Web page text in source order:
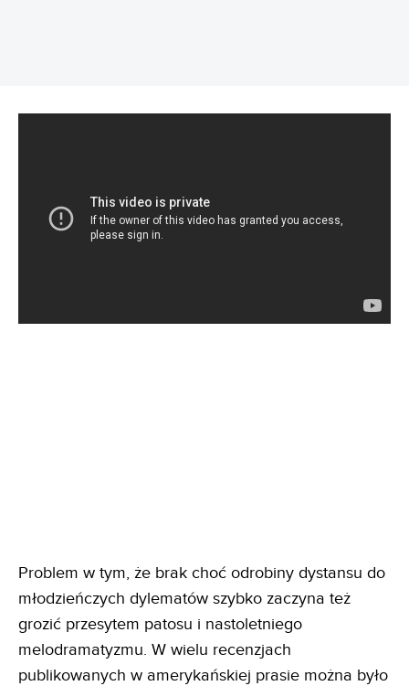
Problem w tym, że brak choć odrobiny dystansu do
młodzieńczych dylematów szybko zaczyna też
grozić przesytem patosu i nastoletniego
melodramatyzmu. W wielu recenzjach
publikowanych w amerykańskiej prasie można było